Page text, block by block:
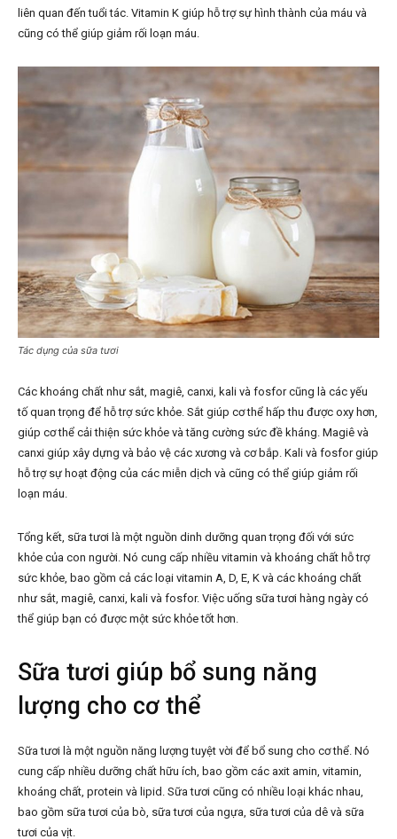
liên quan đến tuổi tác. Vitamin K giúp hỗ trợ sự hình thành của máu và
cũng có thể giúp giảm rối loạn máu.
Tác dụng của sữa tươi
Các khoáng chất như sắt, magiê, canxi, kali và fosfor cũng là các yếu
tố quan trọng để hỗ trợ sức khỏe. Sắt giúp cơ thể hấp thu được oxy hơn,
giúp cơ thể cải thiện sức khỏe và tăng cường sức đề kháng. Magiê và
canxi giúp xây dựng và bảo vệ các xương và cơ bắp. Kali và fosfor giúp
hỗ trợ sự hoạt động của các miễn dịch và cũng có thể giúp giảm rối
loạn máu.
Tổng kết, sữa tươi là một nguồn dinh dưỡng quan trọng đối với sức
khỏe của con người. Nó cung cấp nhiều vitamin và khoáng chất hỗ trợ
sức khỏe, bao gồm cả các loại vitamin A, D, E, K và các khoáng chất
như sắt, magiê, canxi, kali và fosfor. Việc uống sữa tươi hàng ngày có
thể giúp bạn có được một sức khỏe tốt hơn.
Sữa tươi giúp bổ sung năng
lượng cho cơ thể
Sữa tươi là một nguồn năng lượng tuyệt vời để bổ sung cho cơ thể. Nó
cung cấp nhiều dưỡng chất hữu ích, bao gồm các axit amin, vitamin,
khoáng chất, protein và lipid. Sữa tươi cũng có nhiều loại khác nhau,
bao gồm sữa tươi của bò, sữa tươi của ngựa, sữa tươi của dê và sữa
tươi của vịt.